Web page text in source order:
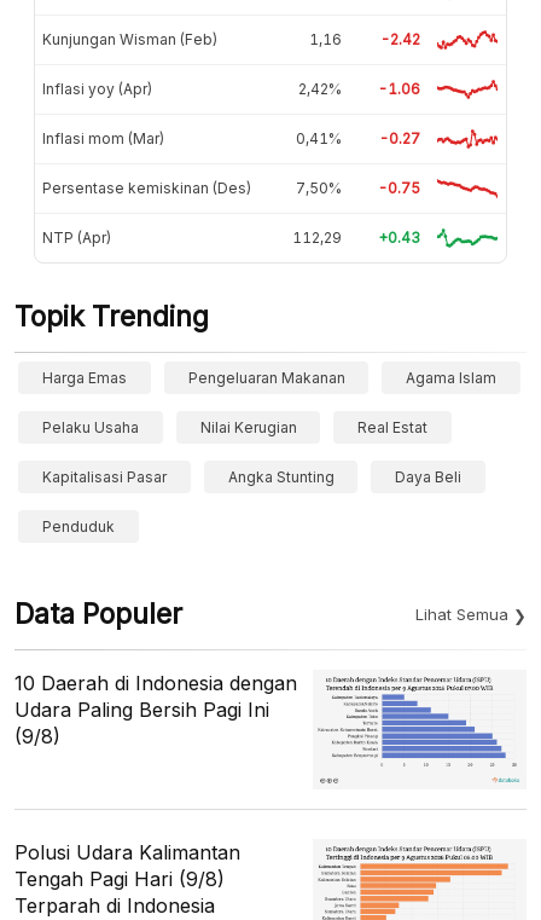
Kunjungan Wisman (Feb) 1,16 -2.42
Inflasi yoy (Apr) 2,42% -1.06
Inflasi mom (Mar) 0,41% -0.27
Persentase kemiskinan (Des) 7,50% -0.75
NTP (Apr) 112,29 +0.43
Topik Trending
Harga Emas Pengeluaran Makanan Agama Islam
Pelaku Usaha Nilai Kerugian Real Estat
Kapitalisasi Pasar Angka Stunting Daya Beli
Penduduk
Data Populer Lihat Semua
10 Daerah di Indonesia dengan
Udara Paling Bersih Pagi Ini
(9/8)
Polusi Udara Kalimantan
Tengah Pagi Hari (9/8)
Terparah di Indonesia